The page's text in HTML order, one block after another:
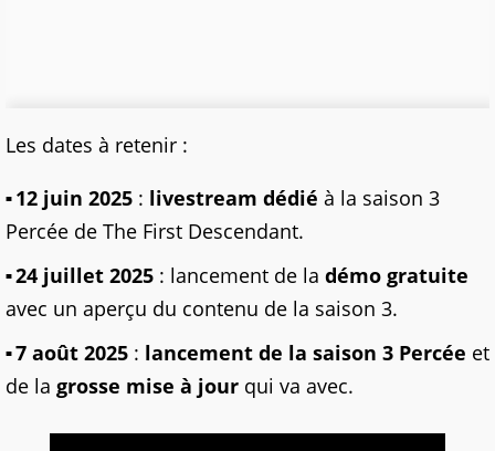
Les dates à retenir :
12 juin 2025 : livestream dédié à la saison 3
Percée de The First Descendant.
24 juillet 2025 : lancement de la démo gratuite
avec un aperçu du contenu de la saison 3.
7 août 2025 : lancement de la saison 3 Percée et
de la grosse mise à jour qui va avec.